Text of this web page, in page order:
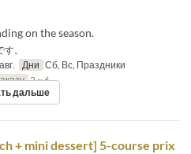
on the season.
。
Дни Сб, Вс, Праздники
2 ~ 6
дальше
+ mini dessert] 5-course prix